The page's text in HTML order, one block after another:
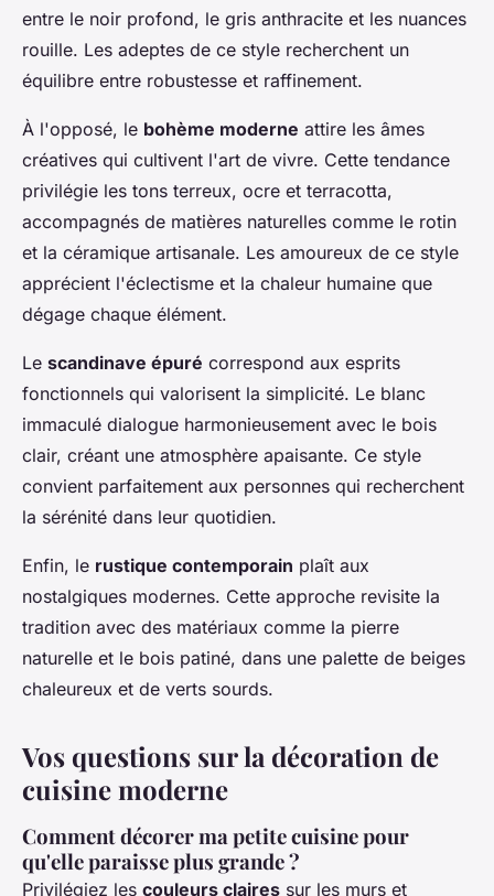
entre le noir profond, le gris anthracite et les nuances
rouille. Les adeptes de ce style recherchent un
équilibre entre robustesse et raffinement.
À l'opposé, le bohème moderne attire les âmes
créatives qui cultivent l'art de vivre. Cette tendance
privilégie les tons terreux, ocre et terracotta,
accompagnés de matières naturelles comme le rotin
et la céramique artisanale. Les amoureux de ce style
apprécient l'éclectisme et la chaleur humaine que
dégage chaque élément.
Le scandinave épuré correspond aux esprits
fonctionnels qui valorisent la simplicité. Le blanc
immaculé dialogue harmonieusement avec le bois
clair, créant une atmosphère apaisante. Ce style
convient parfaitement aux personnes qui recherchent
la sérénité dans leur quotidien.
Enfin, le rustique contemporain plaît aux
nostalgiques modernes. Cette approche revisite la
tradition avec des matériaux comme la pierre
naturelle et le bois patiné, dans une palette de beiges
chaleureux et de verts sourds.
Vos questions sur la décoration de
cuisine moderne
Comment décorer ma petite cuisine pour
qu'elle paraisse plus grande ?
Privilégiez les couleurs claires sur les murs et